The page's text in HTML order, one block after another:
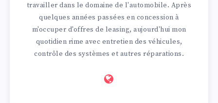
travailler dans le domaine de l'automobile. Après
quelques années passées en concession à
m'occuper d'offres de leasing, aujourd'hui mon
quotidien rime avec entretien des véhicules,
contrôle des systèmes et autres réparations.